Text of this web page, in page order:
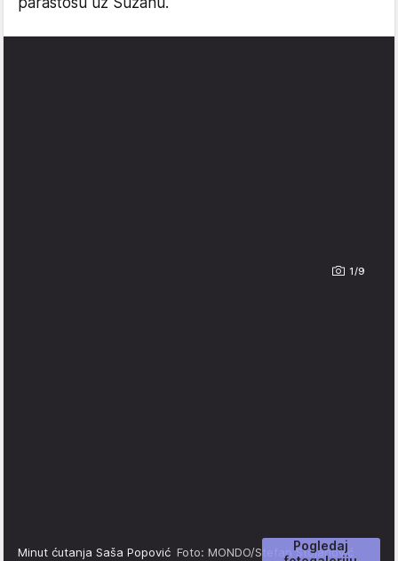
1/9
Pogledaj
Minut ćutanja Saša Popović Foto: MONDO/Stefan Stojanović